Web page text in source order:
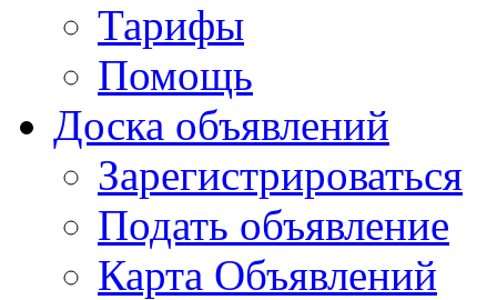
Тарифы
Помощь
Доска объявлений
Зарегистрироваться
Подать объявление
Карта Объявлений